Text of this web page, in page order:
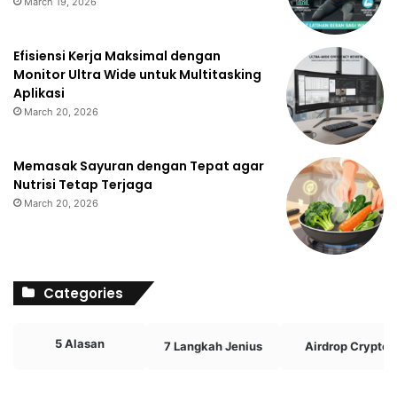
Efisiensi Kerja Maksimal dengan
Monitor Ultra Wide untuk Multitasking
Aplikasi
March 20, 2026
Memasak Sayuran dengan Tepat agar
Nutrisi Tetap Terjaga
March 20, 2026
Categories
5 Alasan 7 Langkah Jenius Airdrop Crypto